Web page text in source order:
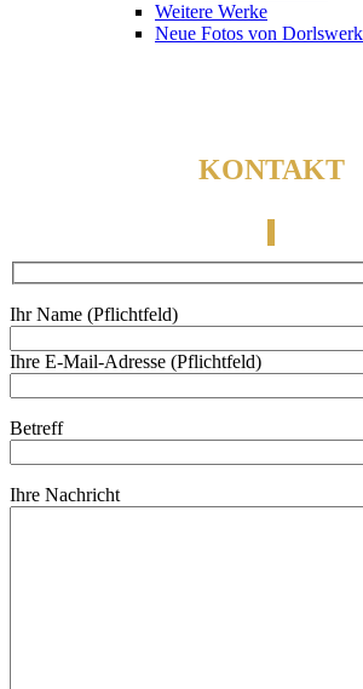
Weitere Werke
Neue Fotos von
KONTAKT
Ihr Name (Pflichtfeld)
Ihre E-Mail-Adresse (Pflichtfeld)
Betreff
Ihre Nachricht